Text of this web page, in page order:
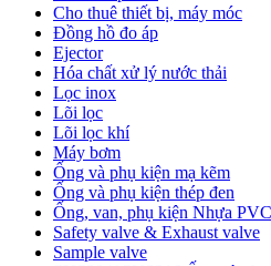
Cho thuê thiết bị, máy móc
Đồng hồ đo áp
Ejector
Hóa chất xử lý nước thải
Lọc inox
Lõi lọc
Lõi lọc khí
Máy bơm
Ống và phụ kiện mạ kẽm
Ống và phụ kiện thép đen
Ống, van, phụ kiện Nhựa
Safety valve & Exhaust valve
Sample valve